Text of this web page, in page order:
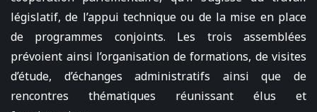
législatif, de l’appui technique ou de la mise en place
de programmes conjoints. Les trois assemblées
prévoient ainsi l’organisation de formations, de visites
d’étude, d’échanges administratifs ainsi que de
rencontres thématiques réunissant élus et